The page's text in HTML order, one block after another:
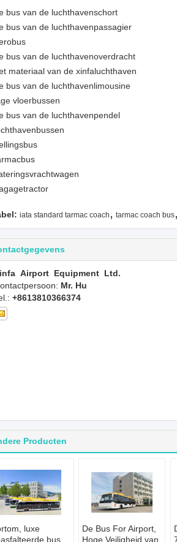
bus van de luchthavenschort
bus van de luchthavenpassagier
bus van de luchthavenoverdracht
materiaal van de xinfaluchthaven
bus van de luchthavenlimousine
vloerbussen
bus van de luchthavenpendel
iata standard tarmac coach , tarmac coach bus,
Airport Equipment Ltd.
Mr. Hu
+8613810366374
Producten
luxe
bus,
De Bus For Airport,
Hoge Veiligheid van